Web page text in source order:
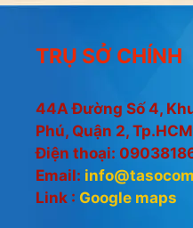
g
TRỤ SỞ CHÍNH
44A Đường Số 4,
Phú, Quận 2,
Điện thoại:
Email:
Link : Google maps